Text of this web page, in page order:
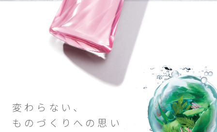
変わらない、
ものづくりへの思い